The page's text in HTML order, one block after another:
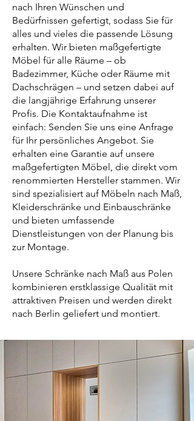
nach Ihren Wünschen und
Bedürfnissen gefertigt, sodass Sie für
alles und vieles die passende Lösung
erhalten. Wir bieten maßgefertigte
Möbel für alle Räume – ob
Badezimmer, Küche oder Räume mit
Dachschrägen – und setzen dabei auf
die langjährige Erfahrung unserer
Profis. Die Kontaktaufnahme ist
einfach: Senden Sie uns eine Anfrage
für Ihr persönliches Angebot. Sie
erhalten eine Garantie auf unsere
maßgefertigten Möbel, die direkt vom
renommierten Hersteller stammen. Wir
sind spezialisiert auf Möbeln nach Maß,
Kleiderschränke und Einbauschränke
und bieten umfassende
Dienstleistungen von der Planung bis
zur Montage.
Unsere Schränke nach Maß aus Polen
kombinieren erstklassige Qualität mit
attraktiven Preisen und werden direkt
nach Berlin geliefert und montiert.